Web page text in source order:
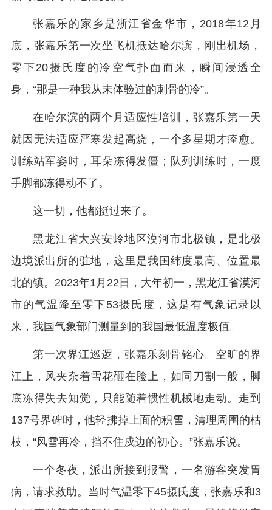
张嘉乐的家乡是浙江省金华市，2018年12月
底，张嘉乐第一次坐飞机抵达哈尔滨，刚出机场，
零下20摄氏度的冷空气扑面而来，瞬间浸透全
身，“那是一种我从未体验过的刺骨的冷”。
在哈尔滨的两个月适应性培训，张嘉乐第一天
就因无法适应严寒发起高烧，一个多星期才痊愈。
训练站军姿时，耳朵冻得发僵；队列训练时，一度
手脚都冻得动不了。
这一切，他都挺过来了。
黑龙江省大兴安岭地区漠河市北极镇，是北极
边境派出所的驻地，这里是我国纬度最高、位置最
北的镇。2023年1月22日，大年初一，黑龙江省漠河
市的气温降至零下53摄氏度，这是有气象记录以
来，我国气象部门测量到的我国最低温度极值。
第一次界江巡逻，张嘉乐刻骨铭心。空旷的界
江上，风夹杂着雪花砸在脸上，如同刀割一般，脚
底冻得失去知觉，只能随着惯性机械地走动。走到
137号界碑时，他轻拂掉上面的积雪，清理周围的枯
枝，“风雪再冷，挡不住戍边的初心。”张嘉乐说。
一个冬夜，派出所接到报警，一名游客突发胃
病，请求救助。当时气温零下45摄氏度，张嘉乐和3